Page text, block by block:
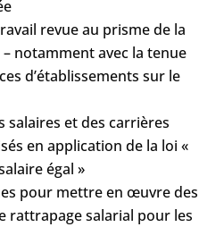
revue au prisme de la
notamment avec la tenue
d’établissements sur le
salaires et des carrières
en application de la loi «
égal »
pour mettre en œuvre des
rattrapage salarial pour les